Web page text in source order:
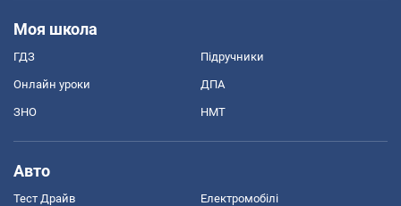
Моя школа
ГДЗ Підручники
Онлайн уроки ДПА
ЗНО НМТ
Авто
Тест Драйв Електромобілі